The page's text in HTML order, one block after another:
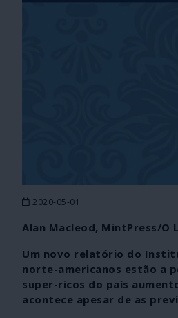
2020-05-01
Alan Macleod, MintPress/O
Um novo relatório do
norte-americanos estão a
super-ricos do país
acontece apesar de as